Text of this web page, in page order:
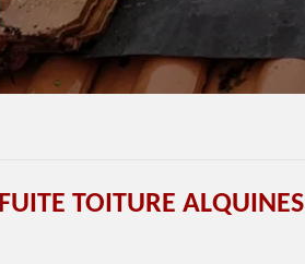
TOITURE ALQUINES